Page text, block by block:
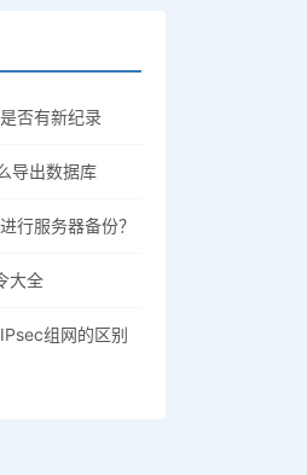
否有新纪录
导出数据库
行服务器备份？
大全
组网的区别